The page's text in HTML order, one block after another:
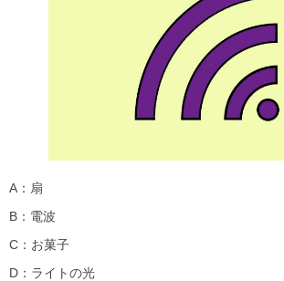
A：扇
B：電波
C：お菓子
D：ライトの光